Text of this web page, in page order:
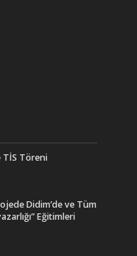
TİS Töreni
Didim’de ve Tüm
Eğitimleri